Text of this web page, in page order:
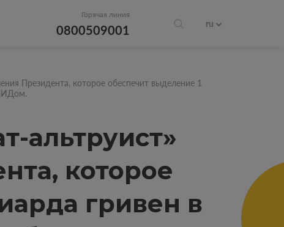
Горячая линия
0800509001 ru
Президента, которое обеспечит выделение 1
альтруист»
которое
гривен в